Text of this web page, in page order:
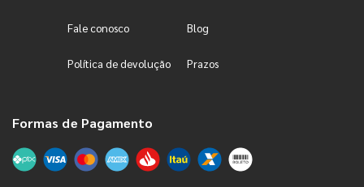
Fale conosco Blog
Política de devolução Prazos
Formas de Pagamento